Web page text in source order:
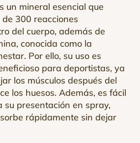
un mineral esencial que
300 reacciones
del cuerpo, además de
conocida como la
Por ello, su uso es
para deportistas, ya
los músculos después del
los huesos. Además, es fácil
su presentación en spray,
rápidamente sin dejar